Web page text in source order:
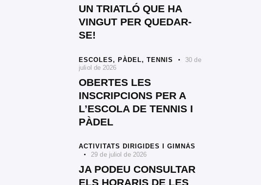
UN TRIATLÓ QUE HA
VINGUT PER QUEDAR-
SE!
ESCOLES, PÀDEL,TENNIS
30 de
juliol de 2026
OBERTES LES
INSCRIPCIONS PER A
L’ESCOLA DE TENNIS I
PÀDEL
ACTIVITATS DIRIGIDES I GIMNÀS
29 de juliol de 2026
JA PODEU CONSULTAR
ELS HORARIS DE LES